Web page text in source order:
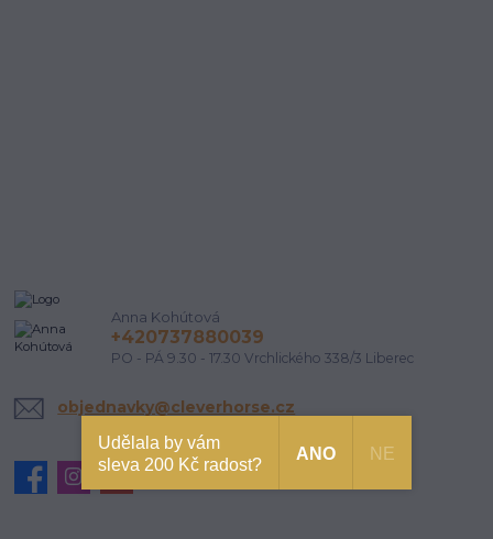
Anna Kohútová
+420737880039
PO - PÁ 9.30 - 17.30 Vrchlického 338/3 Liberec
objednavky@cleverhorse.cz
Udělala by vám
sleva 200 Kč radost?
ANO NE